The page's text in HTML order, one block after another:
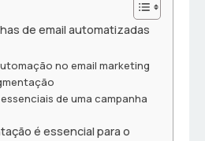
de email automatizadas
no email marketing
de uma campanha
é essencial para o